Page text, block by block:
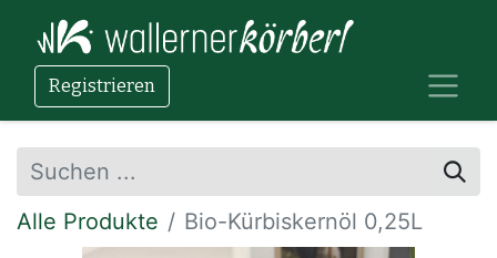
Registrieren
Alle Produkte Bio-Kürbiskernöl 0,25L